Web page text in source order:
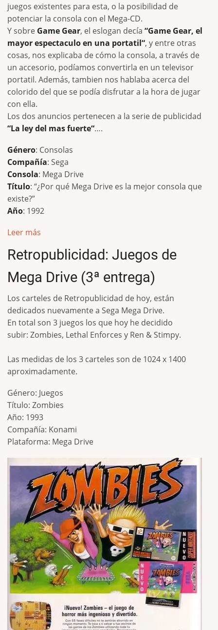
juegos existentes para esta, o la posibilidad de
potenciar la consola con el Mega-CD.
Y sobre Game Gear, el eslogan decía “Game Gear, el
mayor espectaculo en una portatil“, y entre otras
cosas, nos explicaba de cómo la consola, a través de
un accesorio, podíamos convertirla en un televisor
portatil. Además, tambien nos hablaba acerca del
colorido del que se podía disfrutar a la hora de jugar
con ella.
Los dos anuncios pertenecen a la serie de publicidad
“La ley del mas fuerte“….
Género: Consolas
Compañía: Sega
Consola: Mega Drive
Título: “¿Por qué Mega Drive es la mejor consola que
existe?”
Año: 1992
Leer más
Retropublicidad: Juegos de
Mega Drive (3ª entrega)
Los carteles de Retropublicidad de hoy, están
dedicados nuevamente a Sega Mega Drive.
En total son 3 juegos los que hoy he decidido
subir: Zombies, Lethal Enforces y Ren & Stimpy.
Las medidas de los 3 carteles son de 1024 x 1400
aproximadamente.
Género: Juegos
Título: Zombies
Año: 1993
Compañía: Konami
Plataforma: Mega Drive